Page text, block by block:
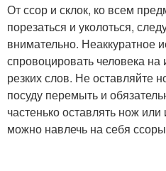
От ссор и склок, ко всем
порезаться и уколоться,
внимательно. Неаккуратное
спровоцировать человека на
резких слов. Не оставляйте
посуду перемыть и
частенько оставлять нож
можно навлечь на себя